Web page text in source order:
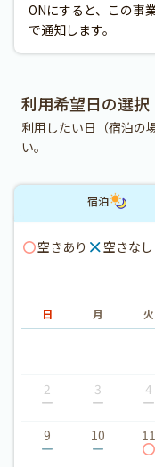
ONにすると、この事
で通知します。
利用希望日の選択
利用したい日（宿泊の
い。
宿泊
空きあり 空きなし
日 月 火
2 3 4
9 10 11